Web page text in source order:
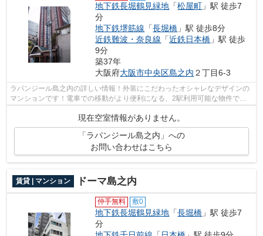
地下鉄長堀鶴見緑地 「松屋町 」駅 徒歩7
分
地下鉄堺筋線 「長堀橋 」駅 徒歩8分
近鉄難波・奈良線 「近鉄日本橋 」駅 徒歩
9分
築37年
大阪府大阪市中央区島之内 ２丁目6-3
ラパンジール島之内の詳しい情報！外装にこだわったオシャレなデザインの
マンションです！電車での移動がより便利になる、2駅利用可能な物件で
現在空室情報がありません。
「ラパンジール島之内」への
お問い合わせはこちら
賃貸 | マンション ドーマ島之内
仲手無料 敷0
地下鉄長堀鶴見緑地 「長堀橋 」駅 徒歩7
分